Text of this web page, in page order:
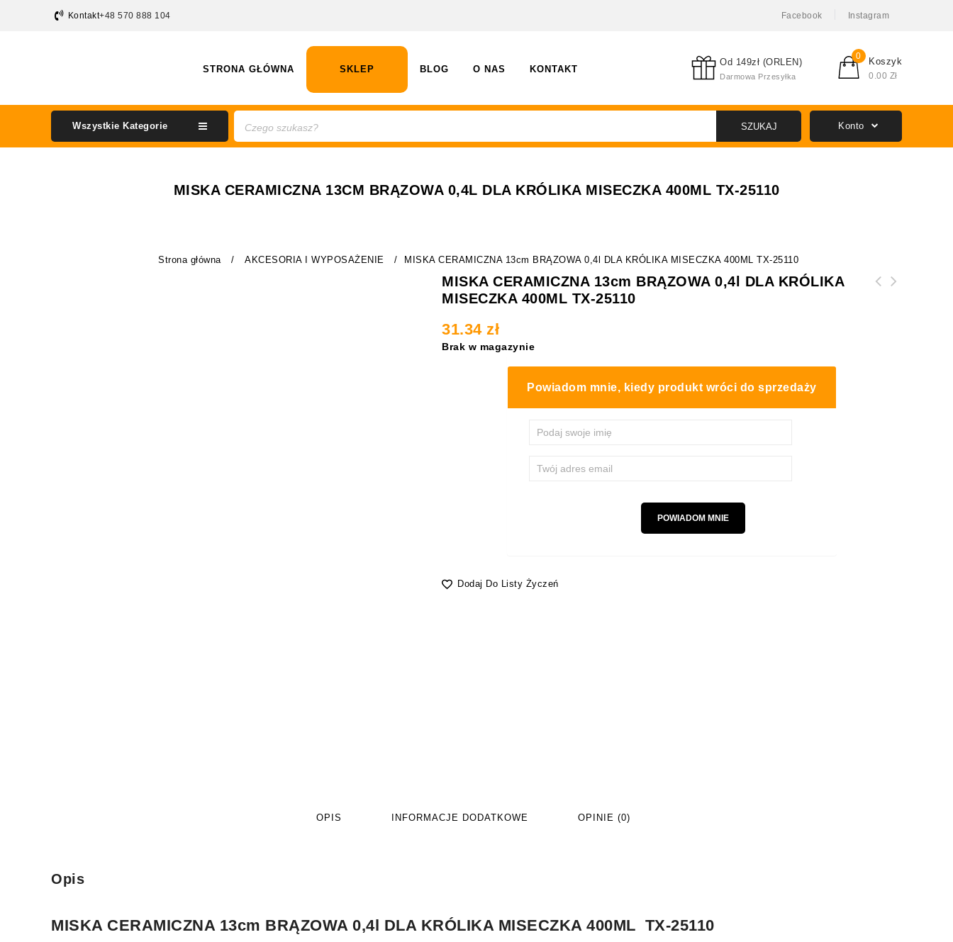
Kontakt+48 570 888 104 Facebook Instagram
STRONA GŁÓWNA SKLEP BLOG O NAS KONTAKT
Koszyk
0
0.00 Zł
Od 149zł (ORLEN)
Darmowa Przesyłka
Wszystkie Kategorie SZUKAJ Konto
MISKA CERAMICZNA 13CM BRĄZOWA 0,4L DLA KRÓLIKA MISECZKA 400ML TX-25110
Strona główna / AKCESORIA I WYPOSAŻENIE / MISKA CERAMICZNA 13cm BRĄZOWA 0,4l DLA KRÓLIKA MISECZKA 400ML TX-25110
MISKA CERAMICZNA 13cm BRĄZOWA 0,4l DLA KRÓLIKA
MISECZKA 400ML TX-25110
31.34 zł
Brak w magazynie
Powiadom mnie, kiedy produkt wróci do sprzedaży
Dodaj Do Listy Życzeń
OPIS INFORMACJE DODATKOWE OPINIE (0)
Opis
MISKA CERAMICZNA 13cm BRĄZOWA 0,4l DLA KRÓLIKA MISECZKA 400ML TX-25110